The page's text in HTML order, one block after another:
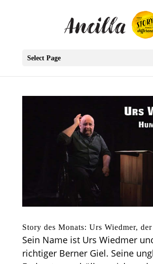
Select Page
Story des Monats: Urs Wiedmer,
Sein Name ist Urs Wiedmer
richtiger Berner Giel. Seine